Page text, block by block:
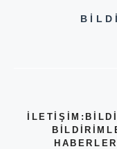
İLETİŞİM: